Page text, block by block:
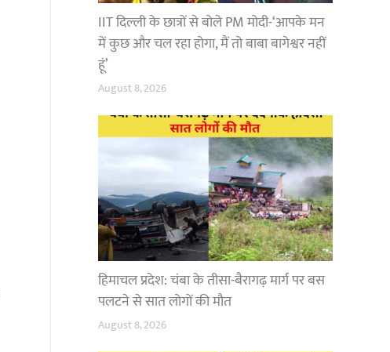
IIT दिल्ली के छात्रों से बोले PM मोदी-‘आपके मन
में कुछ और चल रहा होगा, मैं तो बाबा बागेश्वर नहीं
हूं’
August 8, 2026
हिमाचल प्रदेश: चंबा के तीसा-बैरागढ़ मार्ग पर बस
पलटने से सात लोगों की मौत
August 8, 2026